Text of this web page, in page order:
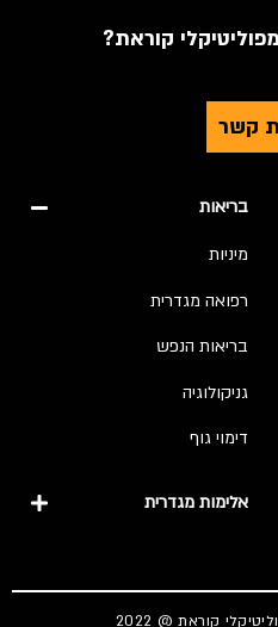
קוראת?
קשר
בריאות
מיניות
רפואה מגדרית
בריאות הנפש
גניקולוגיה
דימוי גוף
אלימות מגדרית
קוראת @ 2022